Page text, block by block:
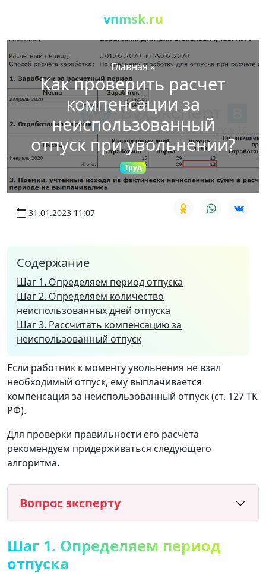
vnmsk.ru
Главная»
Как проверить расчет
компенсации за
неиспользованный
отпуск при увольнении?
Труд
31.01.2023 11:07
Содержание
Шаг 1. Определяем период отпуска
Шаг 2. Определяем количество
неиспользованных дней отпуска
Шаг 3. Рассчитать компенсацию за
неиспользованный отпуск
Если работник к моменту увольнения не взял
необходимый отпуск, ему выплачивается
компенсация за неиспользованный отпуск (ст. 127 ТК
РФ).
Для проверки правильности его расчета
рекомендуем придерживаться следующего
алгоритма.
Вопрос эксперту
Шаг 1. Определяем период
отпуска